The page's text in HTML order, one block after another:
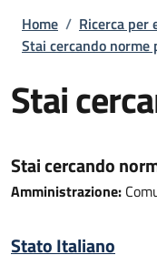
Briciole di
Home / Ricerca
Stai cercando norme
Stai
Stai cercando
Amministrazione:
Stato Italiano